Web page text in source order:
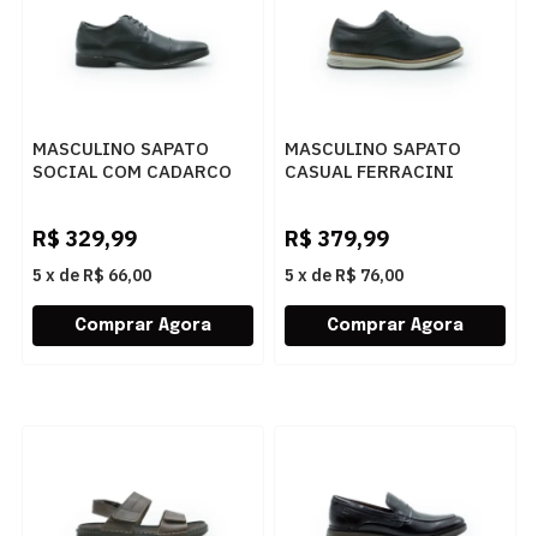
MASCULINO SAPATO
SOCIAL COM CADARCO
R$ 329,99
5 x de R$ 66,00
MASCULINO SAPATO
CASUAL FERRACINI
R$ 379,99
5 x de R$ 76,00